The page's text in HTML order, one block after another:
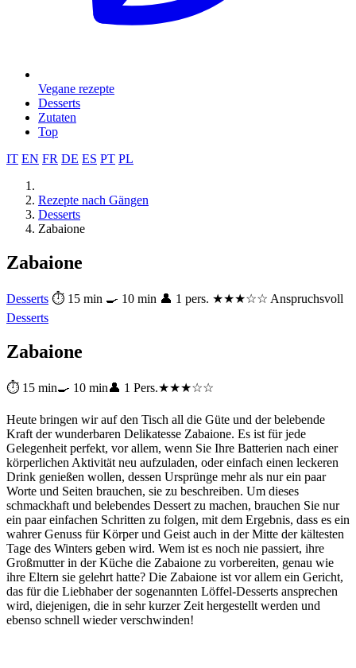
Vegane rezepte
Desserts
Zutaten
Top
IT EN FR DE ES PT PL
Rezepte nach Gängen
Desserts
Zabaione
Zabaione
Desserts ⏱ 15 min 🍳 10 min 👤 1 pers. ★★★☆☆ Anspruchsvoll
Desserts
Zabaione
⏱ 15 min🍳 10 min👤 1 Pers.★★★☆☆
Heute bringen wir auf den Tisch all die Güte und der belebende
Kraft der wunderbaren Delikatesse Zabaione. Es ist für jede
Gelegenheit perfekt, vor allem, wenn Sie Ihre Batterien nach einer
körperlichen Aktivität neu aufzuladen, oder einfach einen leckeren
Drink genießen wollen, dessen Ursprünge mehr als nur ein paar
Worte und Seiten brauchen, sie zu beschreiben. Um dieses
schmackhaft und belebendes Dessert zu machen, brauchen Sie nur
ein paar einfachen Schritten zu folgen, mit dem Ergebnis, dass es ein
wahrer Genuss für Körper und Geist auch in der Mitte der kältesten
Tage des Winters geben wird. Wem ist es noch nie passiert, ihre
Großmutter in der Küche die Zabaione zu vorbereiten, genau wie
ihre Eltern sie gelehrt hatte? Die Zabaione ist vor allem ein Gericht,
das für die Liebhaber der sogenannten Löffel-Desserts ansprechen
wird, diejenigen, die in sehr kurzer Zeit hergestellt werden und
ebenso schnell wieder verschwinden!